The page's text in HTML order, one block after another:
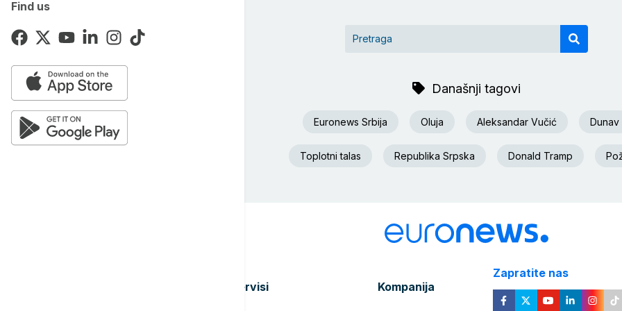
Find us
Današnji tagovi
Euronews Srbija Oluja Aleksandar Vučić Dunav
Toplotni talas Republika Srpska Donald Tramp
Servisi Kompanija
Zapratite nas